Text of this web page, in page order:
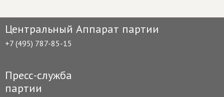
Центральный Аппарат партии
+7 (495) 787-85-15
Пресс-служба
партии